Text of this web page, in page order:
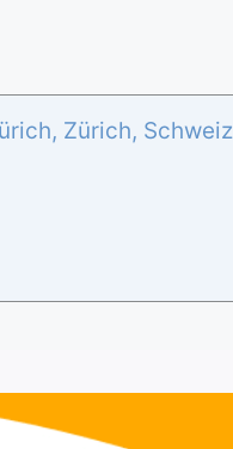
, Zürich, Schweiz